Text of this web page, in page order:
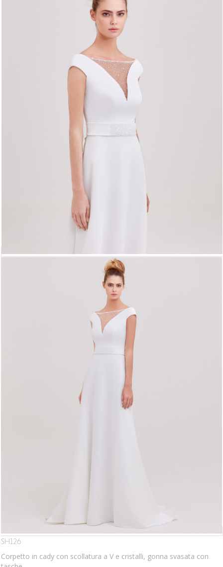
SH126
Corpetto in cady con scollatura a V e cristalli, gonna svasata con